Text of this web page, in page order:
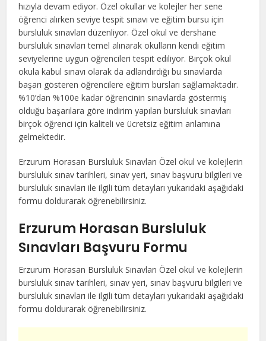
hızıyla devam ediyor. Özel okullar ve kolejler her sene
öğrenci alırken seviye tespit sınavı ve eğitim bursu için
bursluluk sınavları düzenliyor. Özel okul ve dershane
bursluluk sınavları temel alınarak okulların kendi eğitim
seviyelerine uygun öğrencileri tespit ediliyor. Birçok okul
okula kabul sınavı olarak da adlandırdığı bu sınavlarda
başarı gösteren öğrencilere eğitim bursları sağlamaktadır.
%10’dan %100e kadar öğrencinin sınavlarda göstermiş
olduğu başarılara göre indirim yapılan bursluluk sınavları
birçok öğrenci için kaliteli ve ücretsiz eğitim anlamına
gelmektedir.
Erzurum Horasan Bursluluk Sınavları Özel okul ve kolejlerin
bursluluk sınav tarihleri, sınav yeri, sınav başvuru bilgileri ve
bursluluk sınavları ile ilgili tüm detayları yukarıdaki aşağıdaki
formu doldurarak öğrenebilirsiniz.
Erzurum Horasan Bursluluk
Sınavları Başvuru Formu
Erzurum Horasan Bursluluk Sınavları Özel okul ve kolejlerin
bursluluk sınav tarihleri, sınav yeri, sınav başvuru bilgileri ve
bursluluk sınavları ile ilgili tüm detayları yukarıdaki aşağıdaki
formu doldurarak öğrenebilirsiniz.